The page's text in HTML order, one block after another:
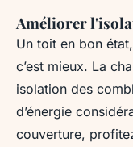
Améliorer
Un toit en bon
c’est mieux. La
isolation des
d’énergie
couverture,